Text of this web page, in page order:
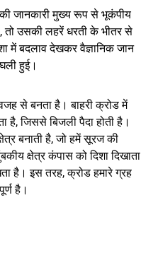
जानकारी मुख्य रूप से भूकंपीय
उसकी लहरें धरती के भीतर से
में बदलाव देखकर वैज्ञानिक जान
हुई।
से बनता है। बाहरी क्रोड में
है, जिससे बिजली पैदा होती है।
बनाती है, जो हमें सूरज की
क्षेत्र कंपास को दिशा दिखाता
है। इस तरह, क्रोड हमारे ग्रह
है।